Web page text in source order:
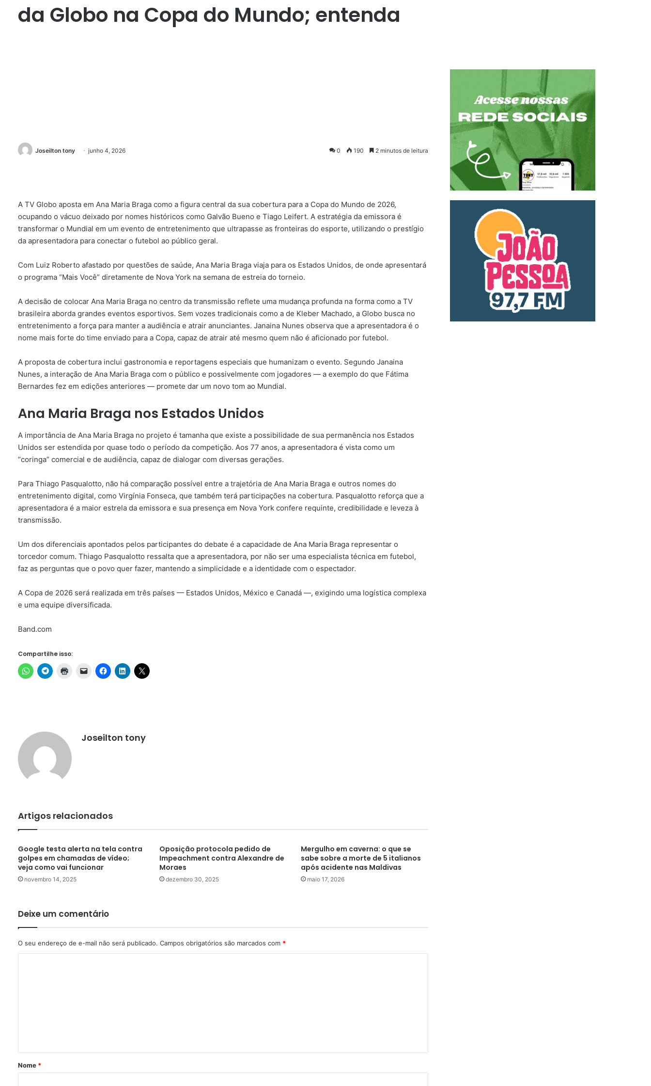
da Globo na Copa do Mundo; entenda
Joseilton tony junho 4, 2026 0 190 2 minutos de leitura
A TV Globo aposta em Ana Maria Braga como a figura central da sua cobertura para a Copa do Mundo de 2026,
ocupando o vácuo deixado por nomes históricos como Galvão Bueno e Tiago Leifert. A estratégia da emissora é
transformar o Mundial em um evento de entretenimento que ultrapasse as fronteiras do esporte, utilizando o prestígio
da apresentadora para conectar o futebol ao público geral.
Com Luiz Roberto afastado por questões de saúde, Ana Maria Braga viaja para os Estados Unidos, de onde apresentará
o programa “Mais Você” diretamente de Nova York na semana de estreia do torneio.
A decisão de colocar Ana Maria Braga no centro da transmissão reflete uma mudança profunda na forma como a TV
brasileira aborda grandes eventos esportivos. Sem vozes tradicionais como a de Kleber Machado, a Globo busca no
entretenimento a força para manter a audiência e atrair anunciantes. Janaina Nunes observa que a apresentadora é o
nome mais forte do time enviado para a Copa, capaz de atrair até mesmo quem não é aficionado por futebol.
A proposta de cobertura inclui gastronomia e reportagens especiais que humanizam o evento. Segundo Janaina
Nunes, a interação de Ana Maria Braga com o público e possivelmente com jogadores — a exemplo do que Fátima
Bernardes fez em edições anteriores — promete dar um novo tom ao Mundial.
Ana Maria Braga nos Estados Unidos
A importância de Ana Maria Braga no projeto é tamanha que existe a possibilidade de sua permanência nos Estados
Unidos ser estendida por quase todo o período da competição. Aos 77 anos, a apresentadora é vista como um
“coringa” comercial e de audiência, capaz de dialogar com diversas gerações.
Para Thiago Pasqualotto, não há comparação possível entre a trajetória de Ana Maria Braga e outros nomes do
entretenimento digital, como Virgínia Fonseca, que também terá participações na cobertura. Pasqualotto reforça que a
apresentadora é a maior estrela da emissora e sua presença em Nova York confere requinte, credibilidade e leveza à
transmissão.
Um dos diferenciais apontados pelos participantes do debate é a capacidade de Ana Maria Braga representar o
torcedor comum. Thiago Pasqualotto ressalta que a apresentadora, por não ser uma especialista técnica em futebol,
faz as perguntas que o povo quer fazer, mantendo a simplicidade e a identidade com o espectador.
A Copa de 2026 será realizada em três países — Estados Unidos, México e Canadá —, exigindo uma logística complexa
e uma equipe diversificada.
Band.com
Compartilhe isso:
Joseilton tony
Artigos relacionados
Google testa alerta na tela contra
golpes em chamadas de vídeo;
veja como vai funcionar
novembro 14, 2025
Oposição protocola pedido de
Impeachment contra Alexandre de
Moraes
dezembro 30, 2025
Mergulho em caverna: o que se
sabe sobre a morte de 5 italianos
após acidente nas Maldivas
maio 17, 2026
Deixe um comentário
O seu endereço de e-mail não será publicado. Campos obrigatórios são marcados com *
rNome *